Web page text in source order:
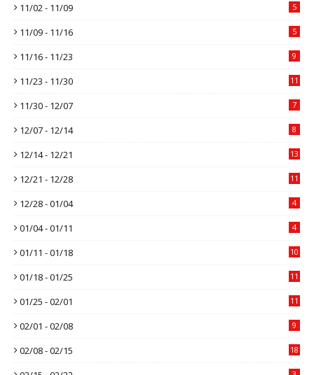
11/02 - 11/09 5
11/09 - 11/16 5
11/16 - 11/23 9
11/23 - 11/30 11
11/30 - 12/07 7
12/07 - 12/14 8
12/14 - 12/21 13
12/21 - 12/28 11
12/28 - 01/04 4
01/04 - 01/11 4
01/11 - 01/18 10
01/18 - 01/25 11
01/25 - 02/01 11
02/01 - 02/08 9
02/08 - 02/15 18